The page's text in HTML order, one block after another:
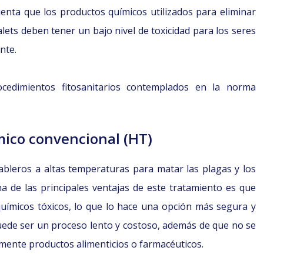
que los productos químicos utilizados para eliminar
deben tener un bajo nivel de toxicidad para los seres
fitosanitarios contemplados en la norma
convencional (HT)
a altas temperaturas para matar las plagas y los
de las principales ventajas de este tratamiento es que
tóxicos, lo que lo hace una opción más segura y
ser un proceso lento y costoso, además de que no se
productos alimenticios o farmacéuticos.